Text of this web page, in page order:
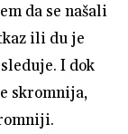
da se našali
ili du je
I dok
skromnija,